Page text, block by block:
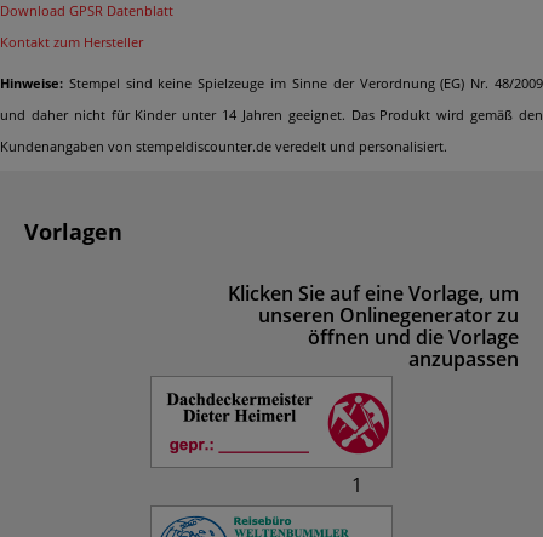
Download GPSR Datenblatt
Kontakt zum Hersteller
Hinweise: Stempel sind keine Spielzeuge im Sinne der Verordnung (EG) Nr. 48/2009
und daher nicht für Kinder unter 14 Jahren geeignet. Das Produkt wird gemäß den
Kundenangaben von stempeldiscounter.de veredelt und personalisiert.
Vorlagen
Klicken Sie auf eine Vorlage, um
unseren Onlinegenerator zu
öffnen und die Vorlage
anzupassen
1